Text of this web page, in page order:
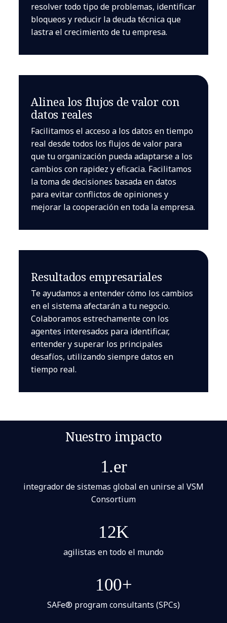
resolver todo tipo de problemas, identificar
bloqueos y reducir la deuda técnica que
lastra el crecimiento de tu empresa.
Alinea los flujos de valor con
datos reales
Facilitamos el acceso a los datos en tiempo
real desde todos los flujos de valor para
que tu organización pueda adaptarse a los
cambios con rapidez y eficacia. Facilitamos
la toma de decisiones basada en datos
para evitar conflictos de opiniones y
mejorar la cooperación en toda la empresa.
Resultados empresariales
Te ayudamos a entender cómo los cambios
en el sistema afectarán a tu negocio.
Colaboramos estrechamente con los
agentes interesados para identificar,
entender y superar los principales
desafíos, utilizando siempre datos en
tiempo real.
Nuestro impacto
1.er
integrador de sistemas global en unirse al VSM
Consortium
12K
agilistas en todo el mundo
100+
SAFe® program consultants (SPCs)